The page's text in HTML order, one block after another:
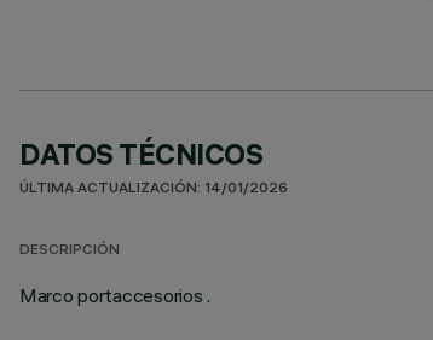
DATOS TÉCNICOS
ÚLTIMA ACTUALIZACIÓN: 14/01/2026
DESCRIPCIÓN
Marco portaccesorios .